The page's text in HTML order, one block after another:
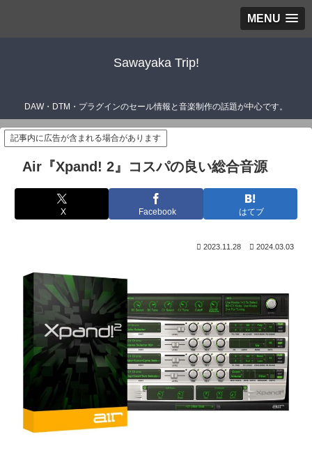
MENU
Sawayaka Trip!
DAW・DTM・プラグインのセール情報と音楽制作の話題が中心です。
記事内に広告が含まれる場合があります
Air『Xpand! 2』コスパの良い総合音源
X Facebook はてブ
2023.11.28 2024.03.03